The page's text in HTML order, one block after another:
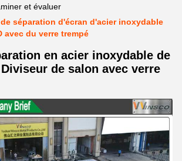
et évaluer
séparation d'écran d'acier inoxydable
avec du verre trempé
en acier inoxydable de
de salon avec verre